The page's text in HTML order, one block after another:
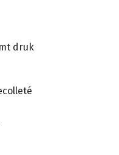
druk